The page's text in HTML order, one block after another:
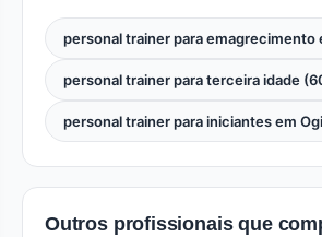
personal trainer para emagrecimento
personal trainer para terceira idade
personal trainer para iniciantes em
Outros profissionais que